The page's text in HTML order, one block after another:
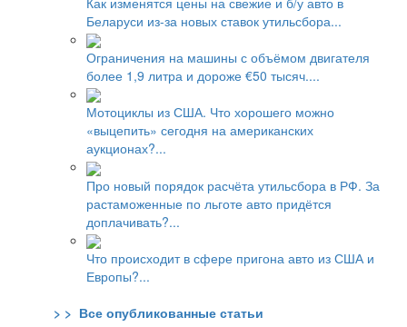
Беларуси из-за новых ставок утильсбора...
Ограничения на машины с объёмом двигателя
более 1,9 литра и дороже €50 тысяч....
Мотоциклы из США. Что хорошего можно
«выцепить» сегодня на американских
аукционах?...
Про новый порядок расчёта утильсбора в РФ. За
растаможенные по льготе авто придётся
доплачивать?...
Что происходит в сфере пригона авто из США и
Европы?...
> > Все опубликованные статьи